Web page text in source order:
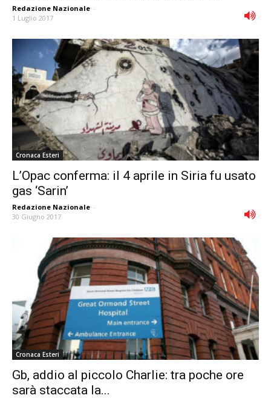
Redazione Nazionale -
1 Luglio 2017
Cronaca Esteri
L’Opac conferma: il 4 aprile in Siria fu usato
gas ‘Sarin’
Redazione Nazionale -
30 Giugno 2017
Cronaca Esteri
Gb, addio al piccolo Charlie: tra poche ore
sarà staccata la...